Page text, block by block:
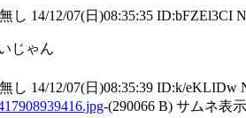
し 14/12/07(日)08:35:35 ID:bFZEl3CI
じゃん
し 14/12/07(日)08:35:39 ID:k/eKLIDw
-(290066 B) サムネ表